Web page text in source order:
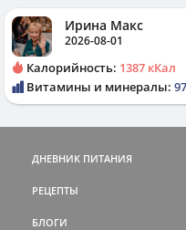
Ирина Макс
2026-08-01
Калорийность: 1387 кКал
Витамины и минералы:
ДНЕВНИК ПИТАНИЯ
РЕЦЕПТЫ
БЛОГИ